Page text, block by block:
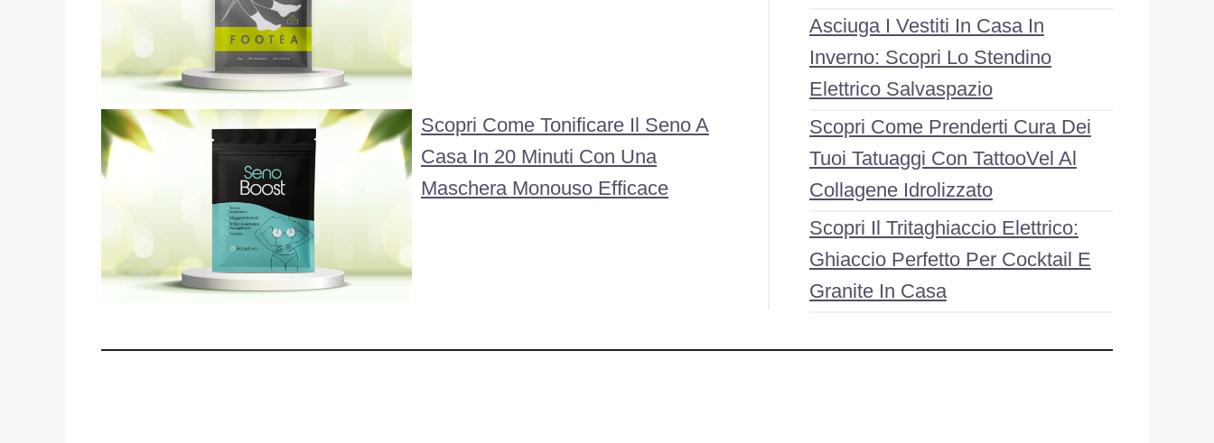
Scopri Come Tonificare Il Seno A
Casa In 20 Minuti Con Una
Maschera Monouso Efficace
Asciuga I Vestiti In Casa In
Inverno: Scopri Lo Stendino
Elettrico Salvaspazio
Scopri Come Prenderti Cura Dei
Tuoi Tatuaggi Con TattooVel Al
Collagene Idrolizzato
Scopri Il Tritaghiaccio Elettrico:
Ghiaccio Perfetto Per Cocktail E
Granite In Casa